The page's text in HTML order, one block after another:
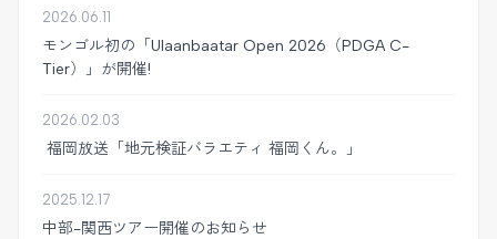
2026.06.11
モンゴル初の「Ulaanbaatar Open 2026（PDGA C-
Tier）」が開催!
2026.02.03
福岡放送「地元検証バラエティ 福岡くん。」
2025.12.17
中部-関西ツアー開催のお知らせ